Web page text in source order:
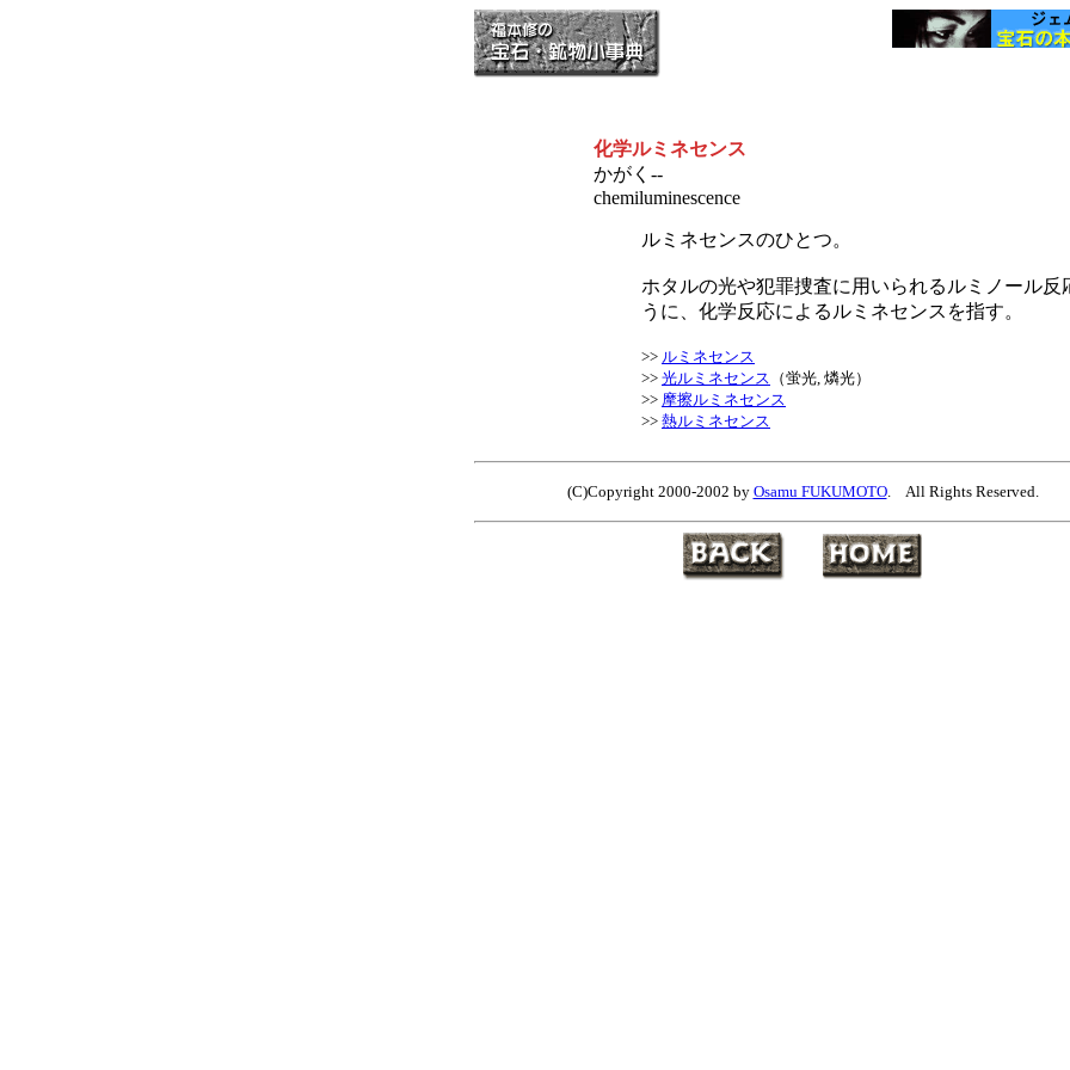
化学ルミネセンス
かがく--
chemiluminescence
ルミネセンスのひとつ。
ホタルの光や犯罪捜査に用いられるルミノール反
うに、化学反応によるルミネセンスを指す。
>> ルミネセンス
>> 光ルミネセンス （蛍光, 燐光）
>> 摩擦ルミネセンス
>> 熱ルミネセンス
(C)Copyright 2000-2002 by Osamu FUKUMOTO. All Rights Reserved.